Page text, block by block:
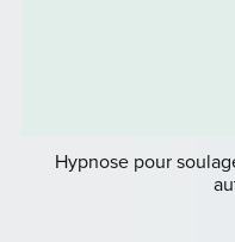
Hypnose pour